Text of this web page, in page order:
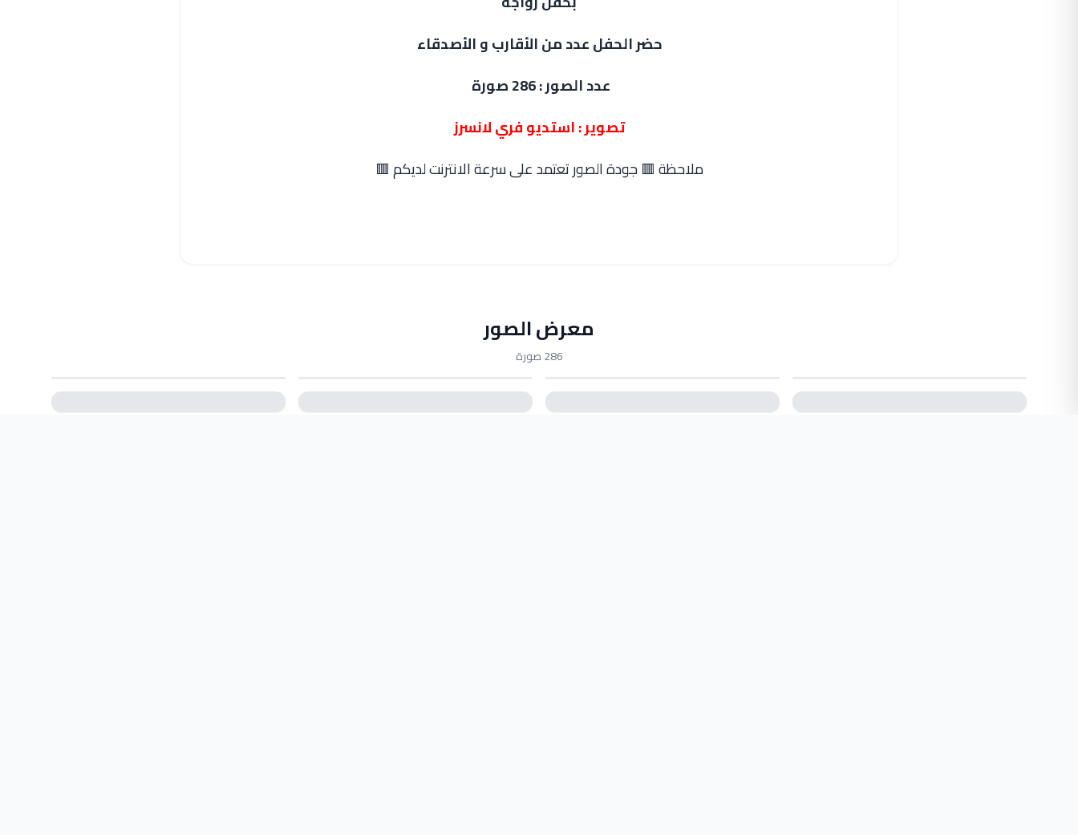
حضر الحفل عدد من الأقارب و الأصدقاء
عدد الصور : 286 صورة
تصوير : استديو فري لانسرز
ملاحظة 🟥 جودة الصور تعتمد على سرعة الانترنت لديكم 🟥
معرض الصور
286 صورة